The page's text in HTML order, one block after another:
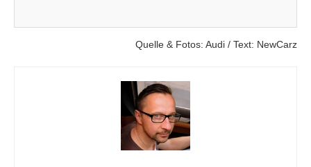
Quelle & Fotos: Audi / Text: NewCarz